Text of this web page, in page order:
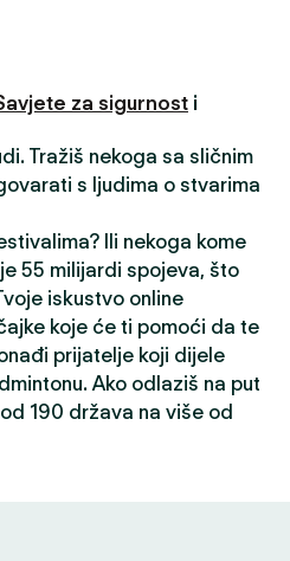
za sigurnost i
Tražiš nekoga sa sličnim
s ljudima o stvarima
Ili nekoga kome
55 milijardi spojeva, što
iskustvo online
koje će ti pomoći da te
prijatelje koji dijele
Ako odlaziš na put
190 država na više od